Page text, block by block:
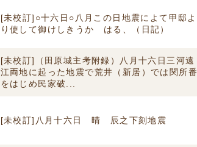
[未校訂]○十六日○八月この日地震によて甲邸よ
り使して御けしきうかゞはる、（日記）
[未校訂]（田原城主考附録）八月十六日三河遠
江両地に起った地震で荒井（新居）では関所番
をはじめ民家破...
[未校訂]八月十六日 晴 辰之下刻地震